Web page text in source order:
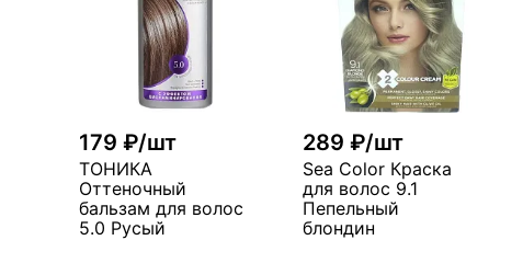
179 ₽/шт
ТОНИКА
Оттеночный
бальзам для волос
5.0 Русый
289 ₽/шт
Sea Color Краска
для волос 9.1
Пепельный
блондин